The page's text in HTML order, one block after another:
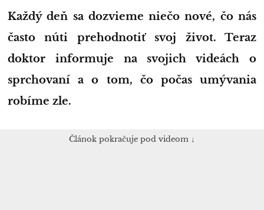
Každý deň sa dozvieme niečo nové, čo nás
často núti prehodnotiť svoj život. Teraz
doktor informuje na svojich videách o
sprchovaní a o tom, čo počas umývania
robíme zle.
Článok pokračuje pod videom ↓